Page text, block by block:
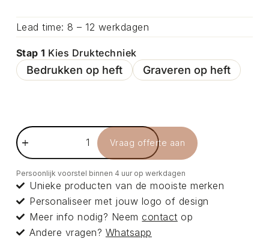
Lead time: 8 – 12 werkdagen
Stap 1 Kies Druktechniek
Bedrukken op heft Graveren op heft
Vraag offerte aan
Persoonlijk voorstel binnen 4 uur op werkdagen
Unieke producten van de mooiste merken
Personaliseer met jouw logo of design
Meer info nodig? Neemcontact op
Andere vragen? Whatsapp